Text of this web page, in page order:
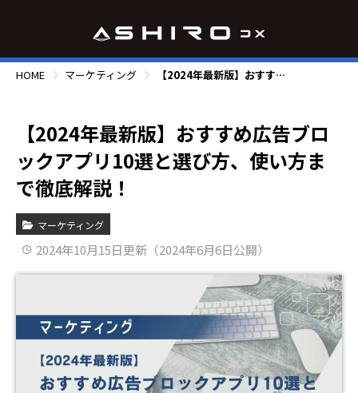
HOME マーケティング 【2024年最新版】おすすめ広告ブロックアプリ10選と選び方、使い方まで徹底解説！
【2024年最新版】おすすめ広告ブロ
ックアプリ10選と選び方、使い方ま
で徹底解説！
マーケティング
2024年10月15日更新（2024年6月6日公開）